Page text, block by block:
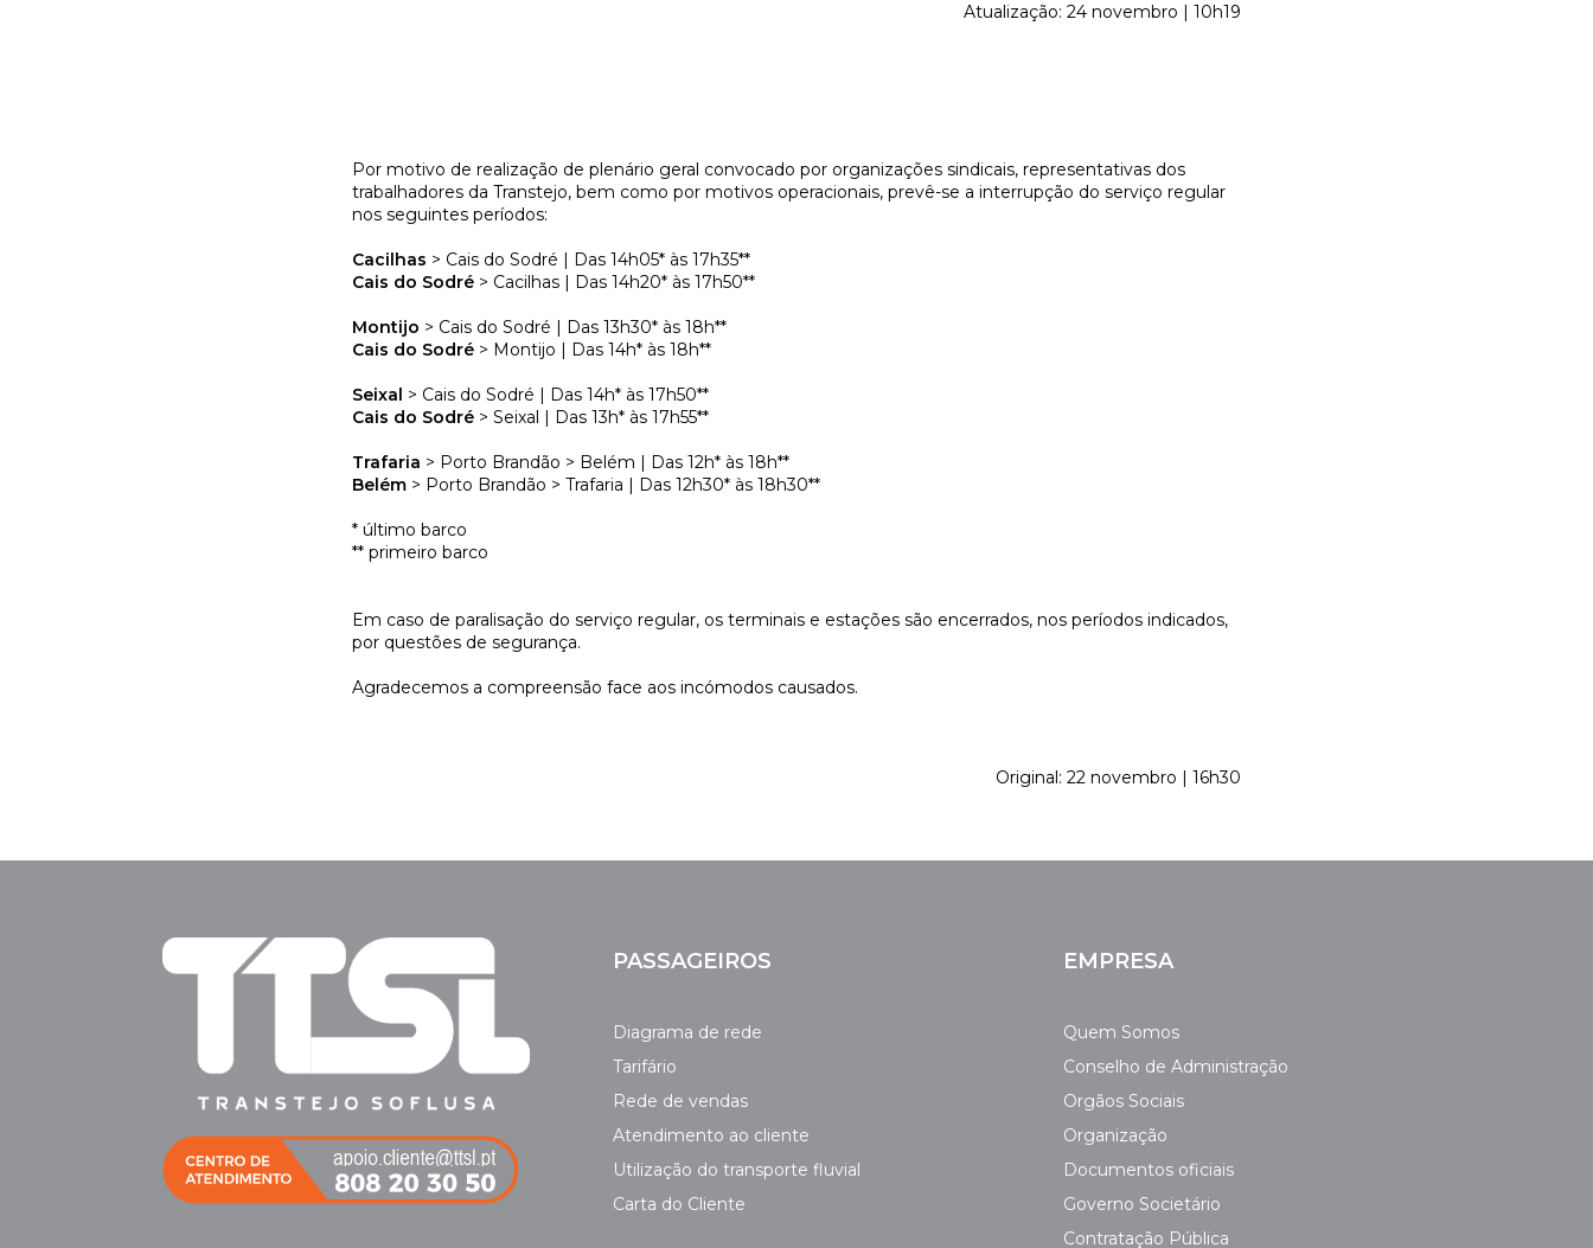
Atualização: 24 novembro | 10h19
Por motivo de realização de plenário geral convocado por organizações sindicais, representativas dos
trabalhadores da Transtejo, bem como por motivos operacionais, prevê-se a interrupção do serviço regular
nos seguintes períodos:
Cacilhas > Cais do Sodré | Das 14h05* às 17h35**
Cais do Sodré > Cacilhas | Das 14h20* às 17h50**
Montijo > Cais do Sodré | Das 13h30* às 18h**
Cais do Sodré > Montijo | Das 14h* às 18h**
Seixal > Cais do Sodré | Das 14h* às 17h50**
Cais do Sodré > Seixal | Das 13h* às 17h55**
Trafaria > Porto Brandão > Belém | Das 12h* às 18h**
Belém > Porto Brandão > Trafaria | Das 12h30* às 18h30**
* último barco
** primeiro barco
Em caso de paralisação do serviço regular, os terminais e estações são encerrados, nos períodos indicados,
por questões de segurança.
Agradecemos a compreensão face aos incómodos causados.
Original: 22 novembro | 16h30
PASSAGEIROS
Diagrama de rede
Tarifário
Rede de vendas
Atendimento ao cliente
Utilização do transporte fluvial
Carta do Cliente
EMPRESA
Quem Somos
Conselho de Administração
Orgãos Sociais
Organização
Documentos oficiais
Governo Societário
Contratação Pública